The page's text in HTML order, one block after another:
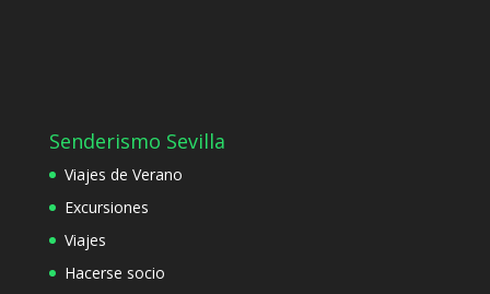
Senderismo Sevilla
Viajes de Verano
Excursiones
Viajes
Hacerse socio